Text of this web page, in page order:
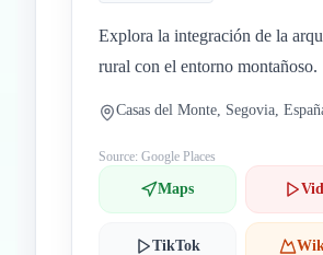
Explora la integración de la
rural con el entorno montañoso.
Casas del Monte, Segovia,
Source: Google Places
Maps
TikTok